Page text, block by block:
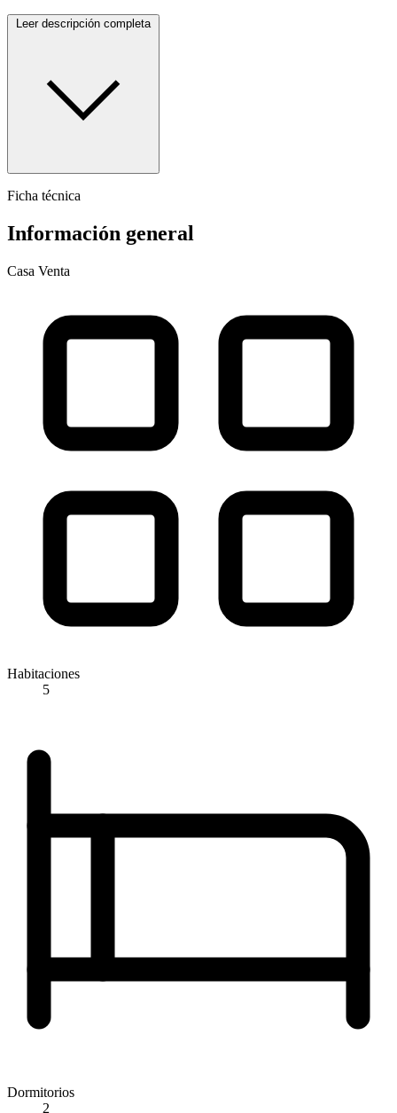
Leer descripción completa
Ficha técnica
Información general
Casa Venta
Habitaciones
5
Dormitorios
2